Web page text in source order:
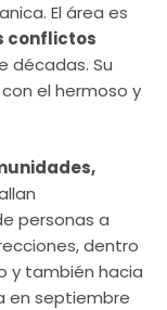
El área es
conflictos
décadas. Su
el hermoso y
personas a
dentro
y también hacia
en septiembre